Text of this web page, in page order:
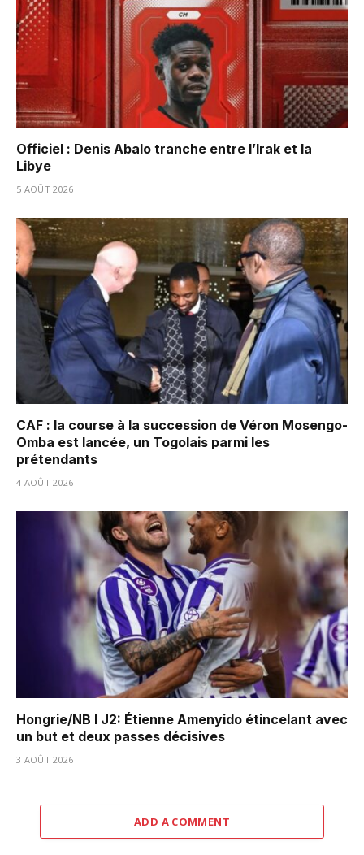
Officiel : Denis Abalo tranche entre l’Irak et la
Libye
5 AOÛT 2026
CAF : la course à la succession de Véron Mosengo-
Omba est lancée, un Togolais parmi les
prétendants
4 AOÛT 2026
Hongrie/NB I J2: Étienne Amenyido étincelant avec
un but et deux passes décisives
3 AOÛT 2026
ADD A COMMENT